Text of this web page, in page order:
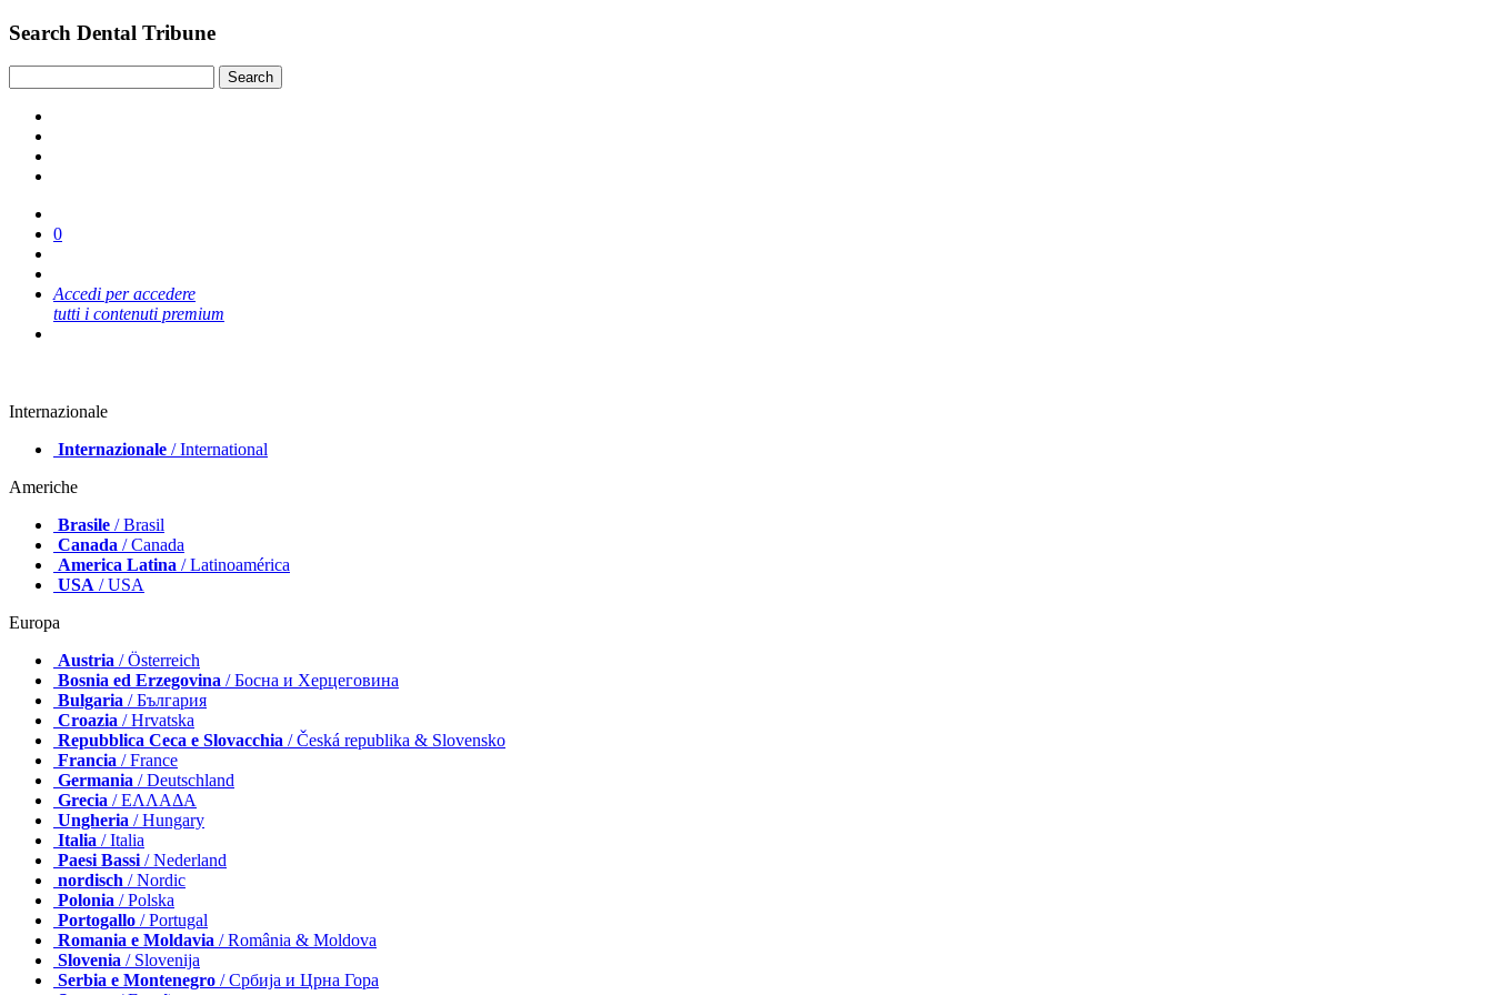
Search Dental Tribune
0
Accedi per accedere
tutti i contenuti premium
Internazionale
Internazionale / International
Americhe
Brasile / Brasil
Canada / Canada
America Latina / Latinoamérica
USA / USA
Europa
Austria / Österreich
Bosnia ed Erzegovina / Босна и Херцеговина
Bulgaria / България
Croazia / Hrvatska
Repubblica Ceca e Slovacchia / Česká republika & Slovensko
Francia / France
Germania / Deutschland
Grecia / ΕΛΛΑΔΑ
Ungheria / Hungary
Italia / Italia
Paesi Bassi/ Nederland
nordisch / Nordic
Polonia / Polska
Portogallo / Portugal
Romania e Moldavia / România & Moldova
Slovenia / Slovenija
Serbia e Montenegro / Србија и Црна Гора